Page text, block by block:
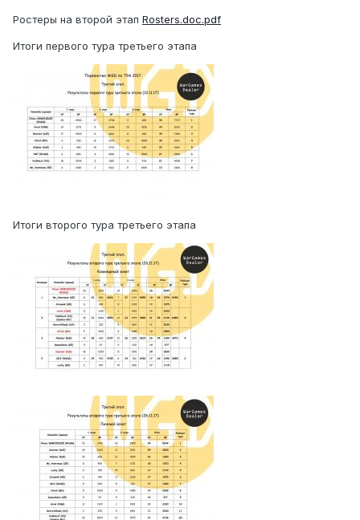
Ростеры на второй этап Rosters.doc.pdf
Итоги первого тура третьего этапа
Итоги второго тура третьего этапа